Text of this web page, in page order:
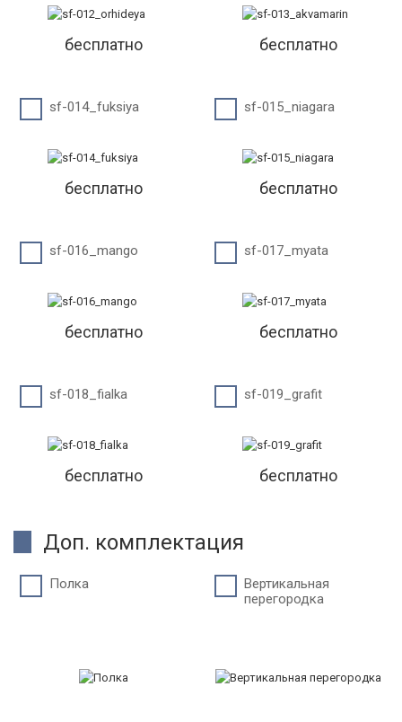
бесплатно бесплатно
sf-014_fuksiya
бесплатно
sf-015_niagara
бесплатно
sf-016_mango
бесплатно
sf-017_myata
бесплатно
sf-018_fialka
бесплатно
sf-019_grafit
бесплатно
Доп. комплектация
Полка
Вертикальная
перегородка